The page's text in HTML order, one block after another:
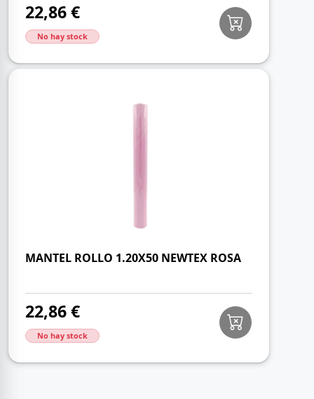
22,86 €
No hay stock
MANTEL ROLLO 1.20X50 NEWTEX ROSA
22,86 €
No hay stock